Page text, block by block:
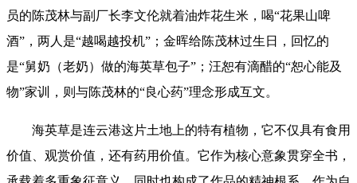
员的陈茂林与副厂长李文伦就着油炸花生米，喝“花果山啤
酒”，两人是“越喝越投机”；金晖给陈茂林过生日，回忆的
是“舅奶（老奶）做的海英草包子”；汪恕有滴醋的“恕心能及
物”家训，则与陈茂林的“良心药”理念形成互文。
海英草是连云港这片土地上的特有植物，它不仅具有食用
价值、观赏价值，还有药用价值。它作为核心意象贯穿全书，